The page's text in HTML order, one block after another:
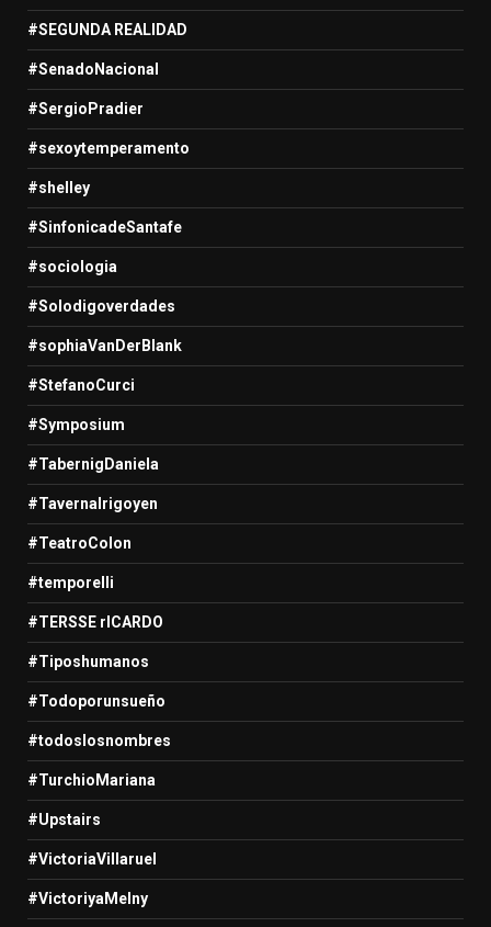
#SEGUNDA REALIDAD
#SenadoNacional
#SergioPradier
#sexoytemperamento
#shelley
#SinfonicadeSantafe
#sociologia
#Solodigoverdades
#sophiaVanDerBlank
#StefanoCurci
#Symposium
#TabernigDaniela
#TavernaIrigoyen
#TeatroColon
#temporelli
#TERSSE rICARDO
#Tiposhumanos
#Todoporunsueño
#todoslosnombres
#TurchioMariana
#Upstairs
#VictoriaVillaruel
#VictoriyaMelny